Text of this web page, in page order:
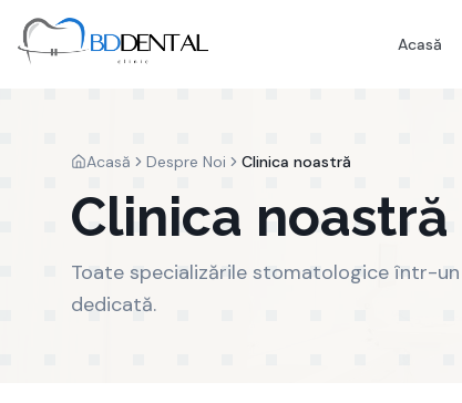
Acasă
Acasă Despre Noi Clinica noastră
Clinica noastră
Toate specializările stomatologice într-
dedicată.